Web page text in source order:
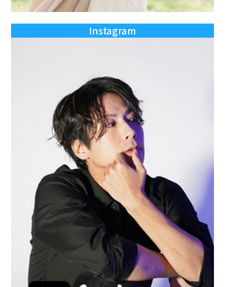
Instagram